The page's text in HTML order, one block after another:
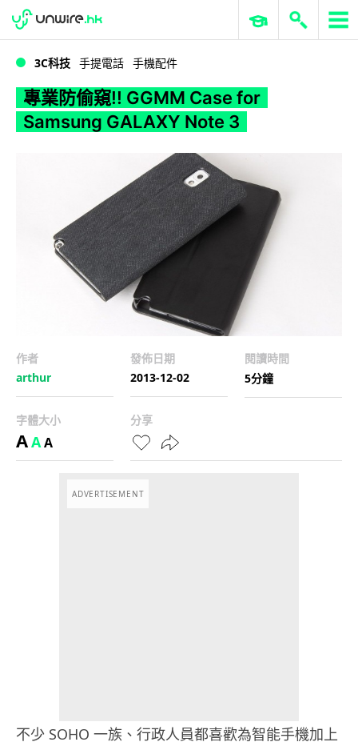
WWDC 2026 ERP 與商業 AI
3C科技 手提電話 手機配件
專業防偷窺!! GGMM Case for
Samsung GALAXY Note 3
作者
arthur
發佈日期
2013-12-02
閱讀時間
5分鐘
字體大小
AAA
分享
ADVERTISEMENT
不少 SOHO 一族、行政人員都喜歡為智能手機加上